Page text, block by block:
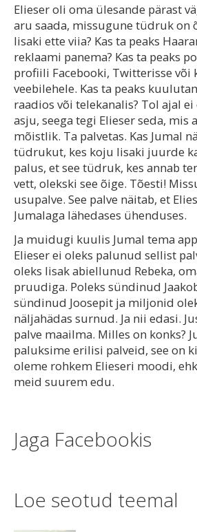
Elieser oli oma ülesande pärast
aru saada, missugune tüdruk on
Iisaki ette viia? Kas ta peaks
reklaami panema? Kas ta peaks
profiili Facebooki, Twitterisse või
veebilehele. Kas ta peaks
raadios või telekanalis? Tol ajal
asju, seega tegi Elieser seda, mis
mõistlik. Ta palvetas. Kas Jumal
tüdrukut, kes koju Iisaki juurde
palus, et see tüdruk, kes annab
vett, olekski see õige. Tõesti!
usupalve. See palve näitab, et
Jumalaga lähedases ühenduses.
Ja muidugi kuulis Jumal tema
Elieser ei oleks palunud sellist
oleks Iisak abiellunud Rebeka,
pruudiga. Poleks sündinud
sündinud Joosepit ja miljonid
näljahädas surnud. Ja nii edasi.
palve maailma. Milles on konks?
paluksime erilisi palveid, see on
oleme rohkem Elieseri moodi,
meid suurem edu.
Jaga Facebookis
Loe seotud teemal